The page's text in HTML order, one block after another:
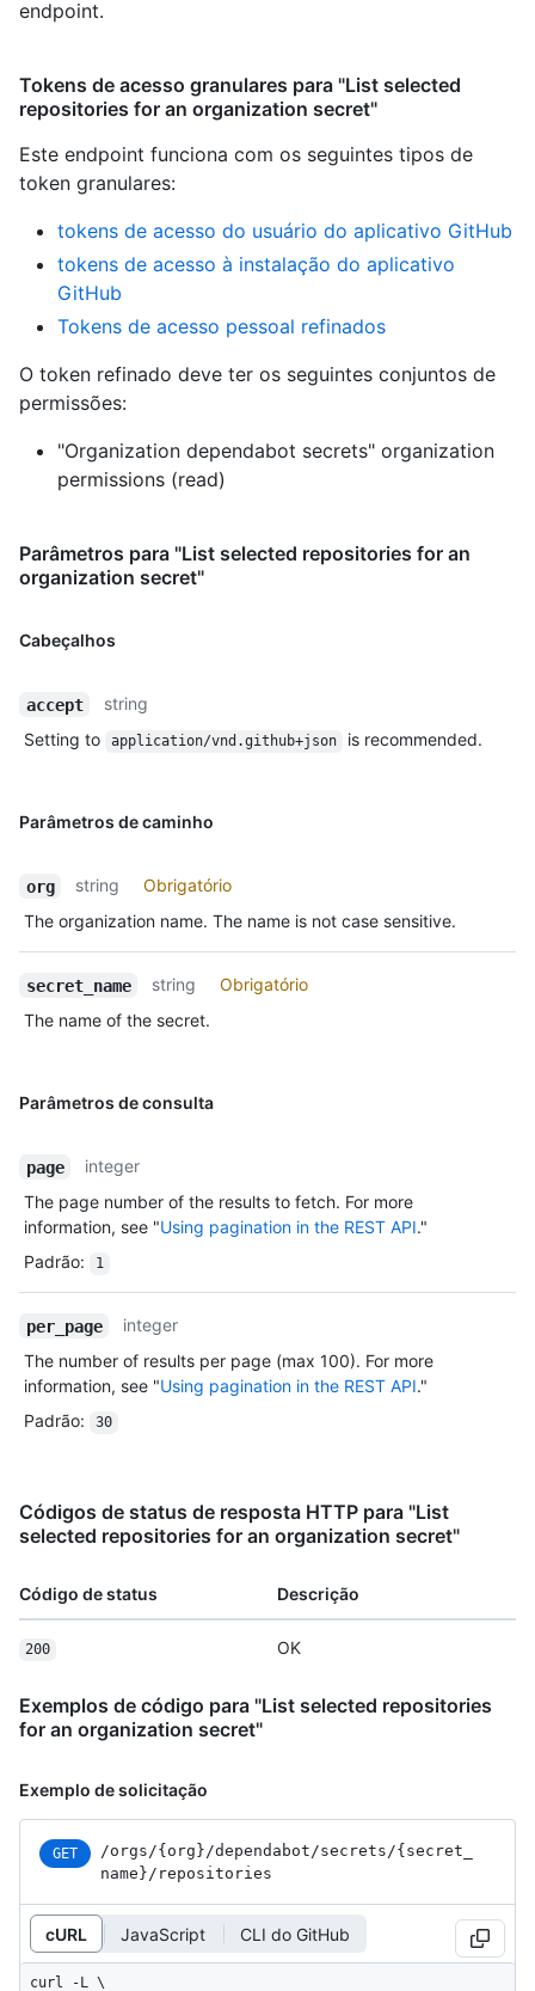
endpoint.
Tokens de acesso granulares para "List selected
repositories for an organization secret"
Este endpoint funciona com os seguintes tipos de
token granulares:
tokens de acesso do usuário do aplicativo GitHub
tokens de acesso à instalação do aplicativo
GitHub
Tokens de acesso pessoal refinados
O token refinado deve ter os seguintes conjuntos de
permissões:
"Organization dependabot secrets" organization
permissions (read)
Parâmetros para "List selected repositories for an
organization secret"
Cabeçalhos
accept
string
Setting to
application/vnd.github+json is recommended.
Parâmetros de caminho
org string
Obrigatório
The organization name. The name is not case sensitive.
secret_name string
Obrigatório
The name of the secret.
Parâmetros de consulta
page
integer
The page number of the results to fetch. For more
information, see "Using pagination in the REST API."
Padrão: 1
per_page
integer
The number of results per page (max 100). For more
information, see "Using pagination in the REST API."
Padrão: 30
Códigos de status de resposta HTTP para "List
selected repositories for an organization secret"
Código de status Descrição
200 OK
Exemplos de código para "List selected repositories
for an organization secret"
Exemplo de solicitação
GET /orgs/{org}/dependabot/secrets/{secret_
name}/repositories
cURL JavaScript CLI do GitHub
curl -L \